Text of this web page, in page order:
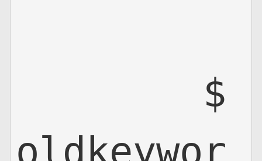
$
oldkeywor